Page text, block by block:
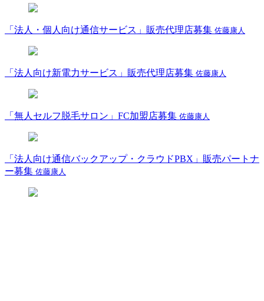
「法人・個人向け通信サービス」販売代理店募集 佐藤康人
「法人向け新電力サービス」販売代理店募集 佐藤康人
「無人セルフ脱毛サロン」FC加盟店募集 佐藤康人
「法人向け通信バックアップ・クラウドPBX」販売パートナ
ー募集 佐藤康人